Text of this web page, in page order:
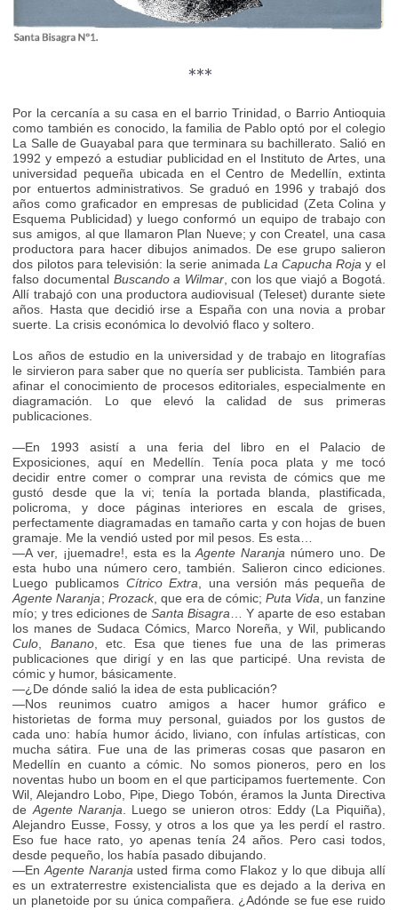
***
Por la cercanía a su casa en el barrio Trinidad, o Barrio Antioquia
como también es conocido, la familia de Pablo optó por el colegio
La Salle de Guayabal para que terminara su bachillerato. Salió en
1992 y empezó a estudiar publicidad en el Instituto de Artes, una
universidad pequeña ubicada en el Centro de Medellín, extinta
por entuertos administrativos. Se graduó en 1996 y trabajó dos
años como graficador en empresas de publicidad (Zeta Colina y
Esquema Publicidad) y luego conformó un equipo de trabajo con
sus amigos, al que llamaron Plan Nueve; y con Createl, una casa
productora para hacer dibujos animados. De ese grupo salieron
dos pilotos para televisión: la serie animada La Capucha Roja y el
falso documental Buscando a Wilmar, con los que viajó a Bogotá.
Allí trabajó con una productora audiovisual (Teleset) durante siete
años. Hasta que decidió irse a España con una novia a probar
suerte. La crisis económica lo devolvió flaco y soltero.
Los años de estudio en la universidad y de trabajo en litografías
le sirvieron para saber que no quería ser publicista. También para
afinar el conocimiento de procesos editoriales, especialmente en
diagramación. Lo que elevó la calidad de sus primeras
publicaciones.
—En 1993 asistí a una feria del libro en el Palacio de
Exposiciones, aquí en Medellín. Tenía poca plata y me tocó
decidir entre comer o comprar una revista de cómics que me
gustó desde que la vi; tenía la portada blanda, plastificada,
policroma, y doce páginas interiores en escala de grises,
perfectamente diagramadas en tamaño carta y con hojas de buen
gramaje. Me la vendió usted por mil pesos. Es esta…
—A ver, ¡juemadre!, esta es laAgente Naranja número uno. De
esta hubo una número cero, también. Salieron cinco ediciones.
Luego publicamos Cítrico Extra , una versión más pequeña de
Agente Naranja; Prozack, que era de cómic; Puta Vida , un fanzine
mío; y tres ediciones de Santa Bisagra … Y aparte de eso estaban
los manes de Sudaca Cómics, Marco Noreña, y Wil, publicando
Culo
Banano, etc. Esa que tienes fue una de las primeras
publicaciones que dirigí y en las que participé. Una revista de
cómic y humor, básicamente.
—¿De dónde salió la idea de esta publicación?
—Nos reunimos cuatro amigos a hacer humor gráfico e
historietas de forma muy personal, guiados por los gustos de
cada uno: había humor ácido, liviano, con ínfulas artísticas, con
mucha sátira. Fue una de las primeras cosas que pasaron en
Medellín en cuanto a cómic. No somos pioneros, pero en los
noventas hubo un boom en el que participamos fuertemente. Con
Wil, Alejandro Lobo, Pipe, Diego Tobón, éramos la Junta Directiva
de Agente Naranja . Luego se unieron otros: Eddy (La Piquiña),
Alejandro Eusse, Fossy, y otros a los que ya les perdí el rastro.
Eso fue hace rato, yo apenas tenía 24 años. Pero casi todos,
desde pequeño, los había pasado dibujando.
—EnAgente Naranja usted firma como Flakoz y lo que dibuja allí
es un extraterrestre existencialista que es dejado a la deriva en
un planetoide por su única compañera. ¿Adónde se fue ese ruido